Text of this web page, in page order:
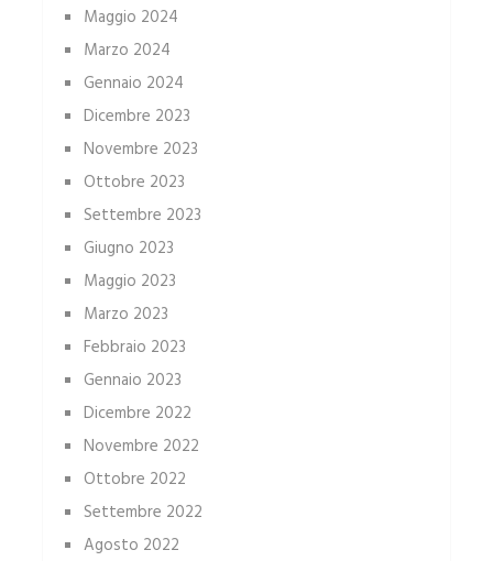
Maggio 2024
Marzo 2024
Gennaio 2024
Dicembre 2023
Novembre 2023
Ottobre 2023
Settembre 2023
Giugno 2023
Maggio 2023
Marzo 2023
Febbraio 2023
Gennaio 2023
Dicembre 2022
Novembre 2022
Ottobre 2022
Settembre 2022
Agosto 2022